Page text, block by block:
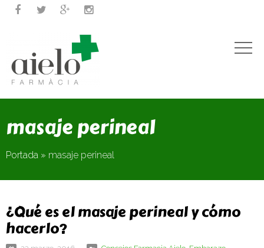
   
masaje perineal
Portada » masaje perineal
¿Qué es el masaje perineal y cómo
hacerlo?